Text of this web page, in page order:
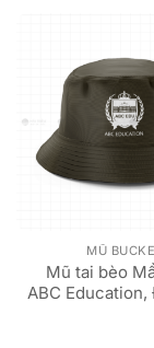
MŨ
Mũ tai bèo
ABC Education,